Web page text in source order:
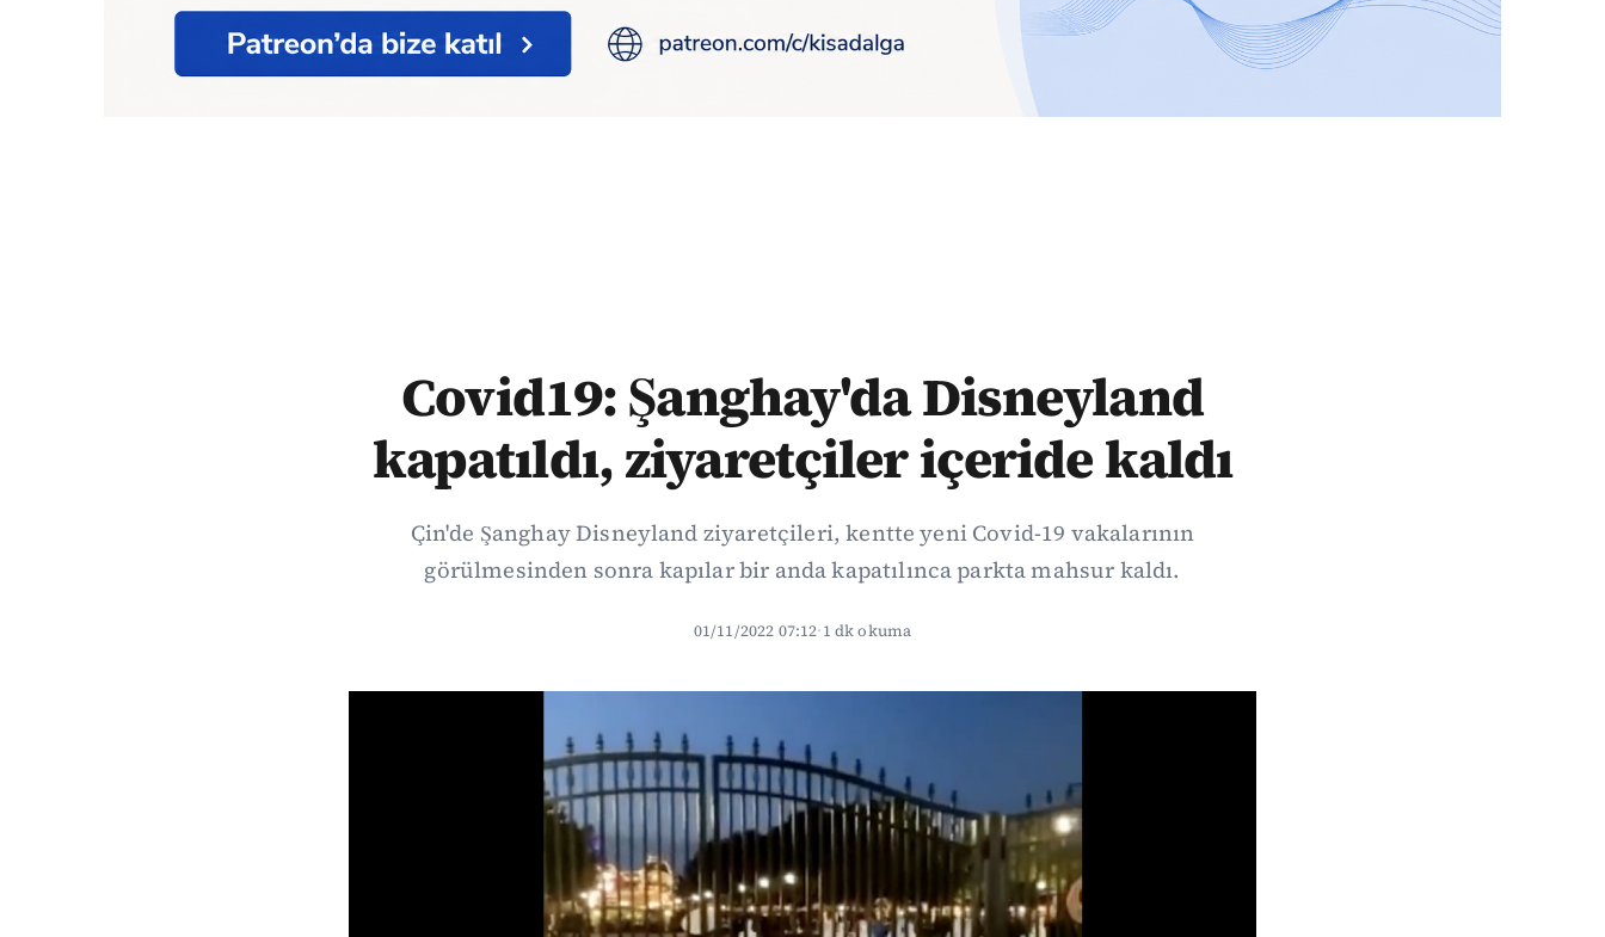
Covid19: Şanghay'da Disneyland
kapatıldı, ziyaretçiler içeride kaldı
Çin'de Şanghay Disneyland ziyaretçileri, kentte yeni Covid-19 vakalarının
görülmesinden sonra kapılar bir anda kapatılınca parkta mahsur kaldı.
01/11/2022 07:12·1 dk okuma